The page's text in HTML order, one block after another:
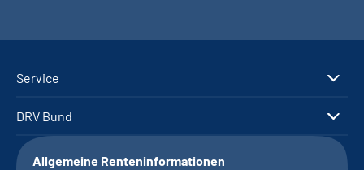
Service
DRV Bund
Allgemeine Renteninformationen